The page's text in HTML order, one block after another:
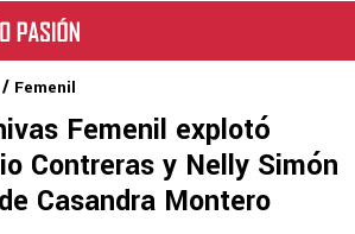
Femenil
Femenil explotó
Contreras y Nelly Simón
Casandra Montero